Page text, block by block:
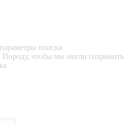
поиска
чтобы мы могли сохранить